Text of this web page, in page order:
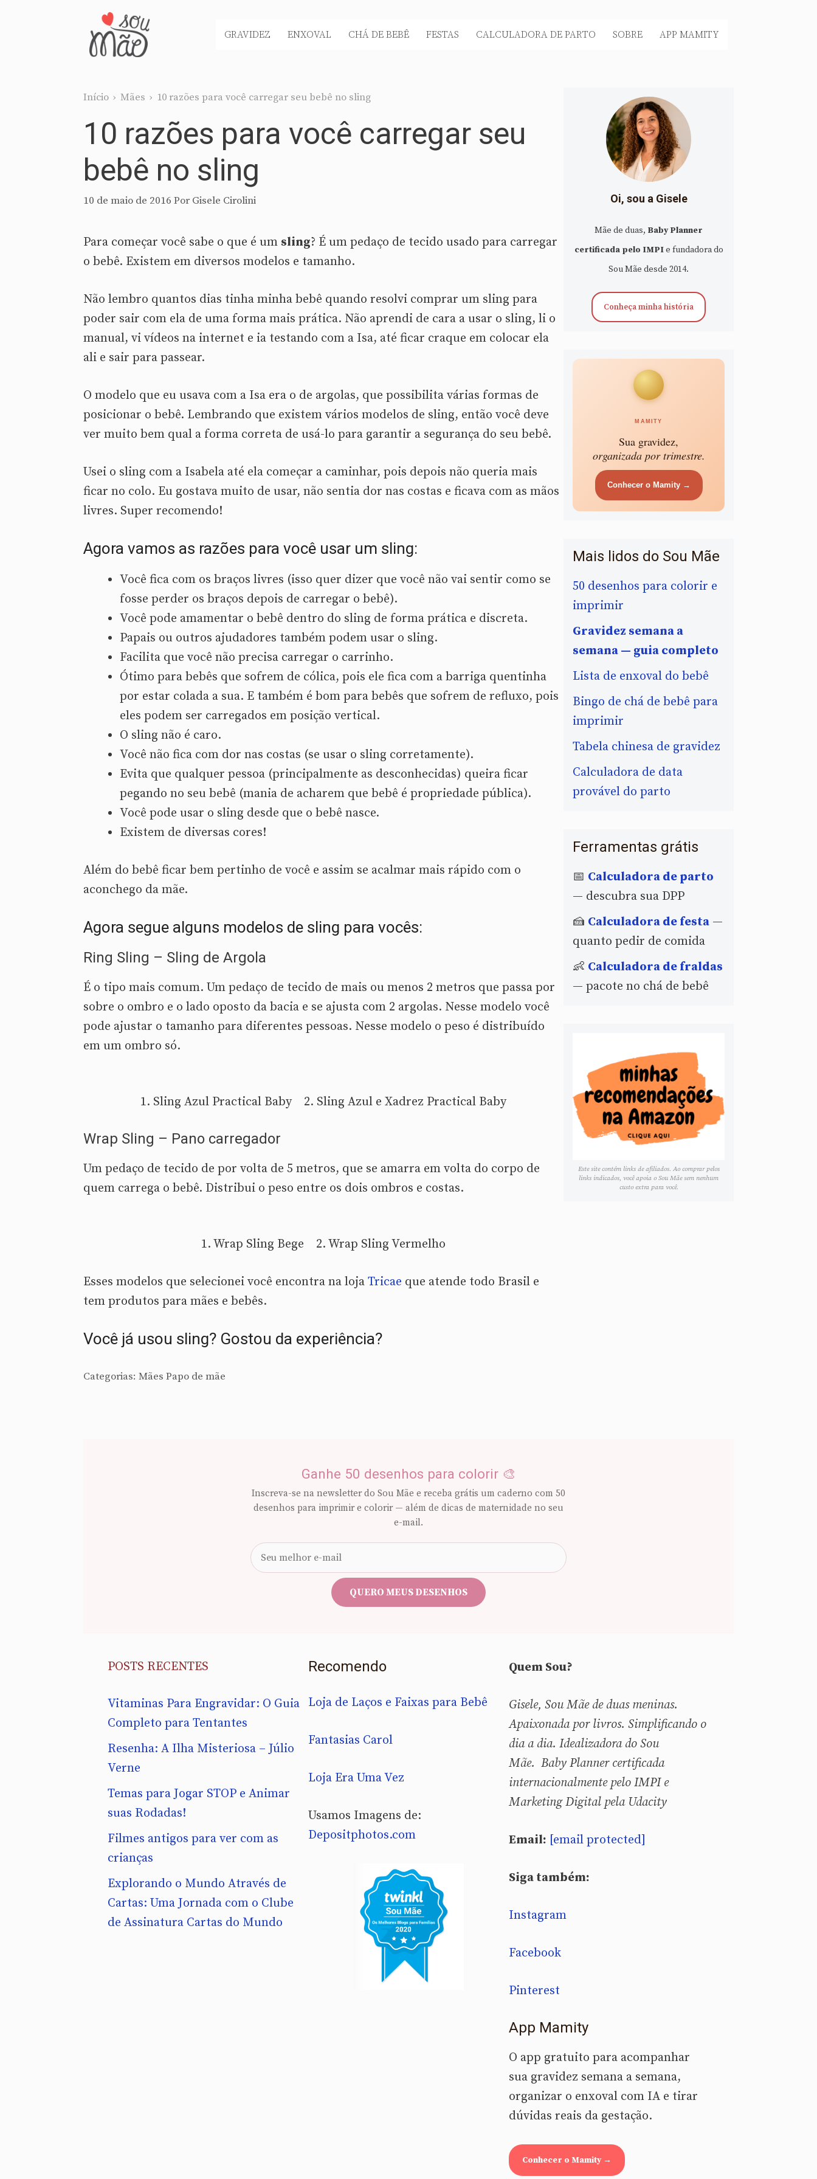
GRAVIDEZ ENXOVAL CHÁ DE BEBÊ FESTAS CALCULADORA DE PARTO SOBRE APP MAMITY
Início › Mães › 10 razões para você carregar seu bebê no sling
10 razões para você carregar seu
bebê no sling
10 de maio de 2016 Por Gisele Cirolini
Para começar você sabe o que é um sling? É um pedaço de tecido usado para carregar
o bebê. Existem em diversos modelos e tamanho.
Não lembro quantos dias tinha minha bebê quando resolvi comprar um sling para
poder sair com ela de uma forma mais prática. Não aprendi de cara a usar o sling, li o
manual, vi vídeos na internet e ia testando com a Isa, até ficar craque em colocar ela
ali e sair para passear.
O modelo que eu usava com a Isa era o de argolas, que possibilita várias formas de
posicionar o bebê. Lembrando que existem vários modelos de sling, então você deve
ver muito bem qual a forma correta de usá-lo para garantir a segurança do seu bebê.
Usei o sling com a Isabela até ela começar a caminhar, pois depois não queria mais
ficar no colo. Eu gostava muito de usar, não sentia dor nas costas e ficava com as mãos
livres. Super recomendo!
Agora vamos as razões para você usar um sling:
Você fica com os braços livres (isso quer dizer que você não vai sentir como se
fosse perder os braços depois de carregar o bebê).
Você pode amamentar o bebê dentro do sling de forma prática e discreta.
Papais ou outros ajudadores também podem usar o sling.
Facilita que você não precisa carregar o carrinho.
Ótimo para bebês que sofrem de cólica, pois ele fica com a barriga quentinha
por estar colada a sua. E também é bom para bebês que sofrem de refluxo, pois
eles podem ser carregados em posição vertical.
O sling não é caro.
Você não fica com dor nas costas (se usar o sling corretamente).
Evita que qualquer pessoa (principalmente as desconhecidas) queira ficar
pegando no seu bebê (mania de acharem que bebê é propriedade pública).
Você pode usar o sling desde que o bebê nasce.
Existem de diversas cores!
Além do bebê ficar bem pertinho de você e assim se acalmar mais rápido com o
aconchego da mãe.
Agora segue alguns modelos de sling para vocês:
Ring Sling – Sling de Argola
É o tipo mais comum. Um pedaço de tecido de mais ou menos 2 metros que passa por
sobre o ombro e o lado oposto da bacia e se ajusta com 2 argolas. Nesse modelo você
pode ajustar o tamanho para diferentes pessoas. Nesse modelo o peso é distribuído
em um ombro só.
1. Sling Azul Practical Baby 2. Sling Azul e Xadrez Practical Baby
Wrap Sling – Pano carregador
Um pedaço de tecido de por volta de 5 metros, que se amarra em volta do corpo de
quem carrega o bebê. Distribui o peso entre os dois ombros e costas.
1. Wrap Sling Bege 2. Wrap Sling Vermelho
Esses modelos que selecionei você encontra na loja Tricae que atende todo Brasil e
tem produtos para mães e bebês.
Você já usou sling? Gostou da experiência?
Categorias: Mães Papo de mãe
Oi, sou a Gisele
Mãe de duas, Baby Planner
certificada pelo IMPIe fundadora do
Sou Mãe desde 2014.
Conheça minha história
MAMITY
Sua gravidez,
organizada por trimestre.
Conhecer o Mamity →
Mais lidos do Sou Mãe
50 desenhos para colorir e
imprimir
Gravidez semana a
semana — guia completo
Lista de enxoval do bebê
Bingo de chá de bebê para
imprimir
Tabela chinesa de gravidez
Calculadora de data
provável do parto
Ferramentas grátis
📅 Calculadora de parto
— descubra sua DPP
🍰 Calculadora de festa —
quanto pedir de comida
👶 Calculadora de fraldas
— pacote no chá de bebê
Este site contém links de afiliados. Ao comprar pelos
links indicados, você apoia o Sou Mãe sem nenhum
custo extra para você.
Ganhe 50 desenhos para colorir 🎨
Inscreva-se na newsletter do Sou Mãe e receba grátis um caderno com 50
desenhos para imprimir e colorir — além de dicas de maternidade no seu
e-mail.
e-
mail
QUERO MEUS DESENHOS
POSTS RECENTES
Vitaminas Para Engravidar: O Guia
Completo para Tentantes
Resenha: A Ilha Misteriosa – Júlio
Verne
Temas para Jogar STOP e Animar
suas Rodadas!
Filmes antigos para ver com as
crianças
Explorando o Mundo Através de
Cartas: Uma Jornada com o Clube
de Assinatura Cartas do Mundo
Recomendo
Loja de Laços e Faixas para Bebê
Fantasias Carol
Loja Era Uma Vez
Usamos Imagens de:
Depositphotos.com
Quem Sou?
Gisele, Sou Mãe de duas meninas.
Apaixonada por livros. Simplificando o
dia a dia. Idealizadora do Sou
Mãe. Baby Planner certificada
internacionalmente pelo IMPI e
Marketing Digital pela Udacity
Email: [email protected]
Siga também:
Instagram
Facebook
Pinterest
App Mamity
O app gratuito para acompanhar
sua gravidez semana a semana,
organizar o enxoval com IA e tirar
dúvidas reais da gestação.
Conhecer o Mamity →